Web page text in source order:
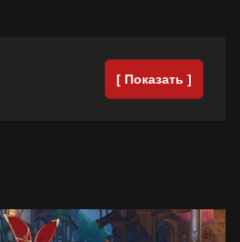
[ Показать ]